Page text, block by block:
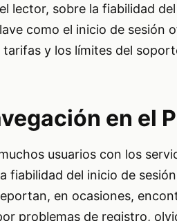
lector, sobre la fiabilidad
como el inicio de sesión
y los límites del
en el
usuarios con los
fiabilidad del inicio de
en ocasiones,
problemas de registro,